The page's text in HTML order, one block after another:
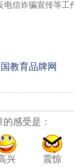
电信诈骗宣传等工
教育品牌网
感受是：
兴 震惊